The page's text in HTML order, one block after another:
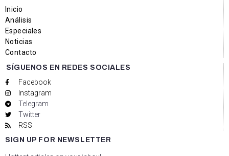
Inicio
Análisis
Especiales
Noticias
Contacto
SÍGUENOS EN REDES SOCIALES
Facebook
Instagram
Telegram
Twitter
RSS
SIGN UP FOR NEWSLETTER